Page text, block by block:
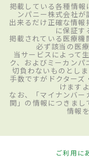
掲載している各種情
ンパニー株式会社が
出来るだけ正確な情報
に保証す
掲載されている医療機
必ず該当の医
当サービスによって
ク、およびミーカン
切負わないものとし
手数ですがドクター
けます
なお、「マイナンバー
関」の情報につきまし
情報
ご利用に